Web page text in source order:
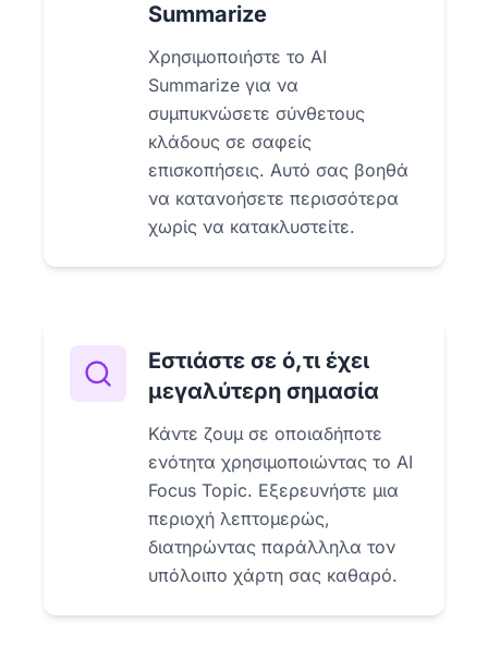
Summarize
Χρησιμοποιήστε το AI
Summarize για να
συμπυκνώσετε σύνθετους
κλάδους σε σαφείς
επισκοπήσεις. Αυτό σας βοηθά
να κατανοήσετε περισσότερα
χωρίς να κατακλυστείτε.
Εστιάστε σε ό,τι έχει
μεγαλύτερη σημασία
Κάντε ζουμ σε οποιαδήποτε
ενότητα χρησιμοποιώντας το AI
Focus Topic. Εξερευνήστε μια
περιοχή λεπτομερώς,
διατηρώντας παράλληλα τον
υπόλοιπο χάρτη σας καθαρό.